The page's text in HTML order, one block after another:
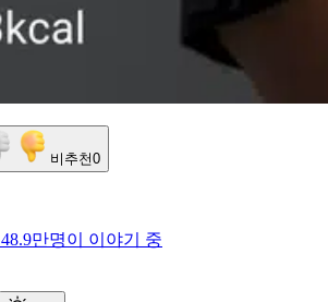
비추천0
48.9만명이 이야기 중